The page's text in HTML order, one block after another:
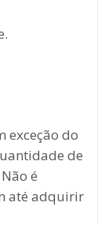
exceção do
de
é
até adquirir